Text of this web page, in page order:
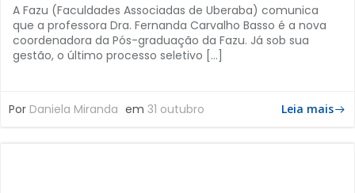
A Fazu (Faculdades Associadas de Uberaba) comunica
que a professora Dra. Fernanda Carvalho Basso é a nova
coordenadora da Pós-graduação da Fazu. Já sob sua
gestão, o último processo seletivo […]
Por Daniela Miranda em 31 outubro Leia mais